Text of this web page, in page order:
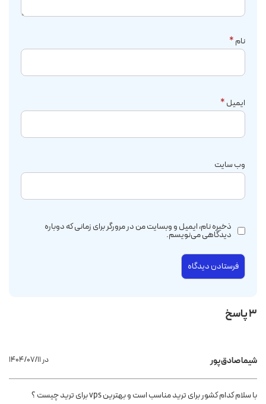
3 پاسخ
شیما صادق پور ۱۴۰۴/۰۷/۱۱ در
با سلام کدام کشور برای ترید مناسب است و بهترین vps برای ترید چیست ؟
نام*
ایمیل*
وب‌ سایت
ذخیره نام، ایمیل و وبسایت من در مرورگر برای زمانی که دوباره
دیدگاهی می‌نویسم.